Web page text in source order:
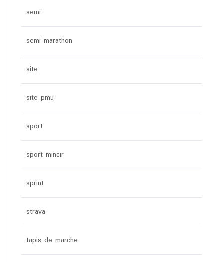
semi
semi marathon
site
site pmu
sport
sport mincir
sprint
strava
tapis de marche